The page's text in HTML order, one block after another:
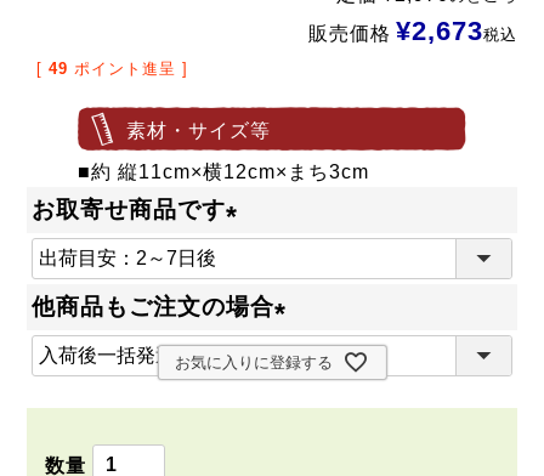
販売価格 ¥2,673税込
[ 49 ポイント進呈 ]
素材・サイズ等
■約 縦11cm×横12cm×まち3cm
お取寄せ商品です
必
)
他商品もご注文の場合
(
必
お気に入りに登録する